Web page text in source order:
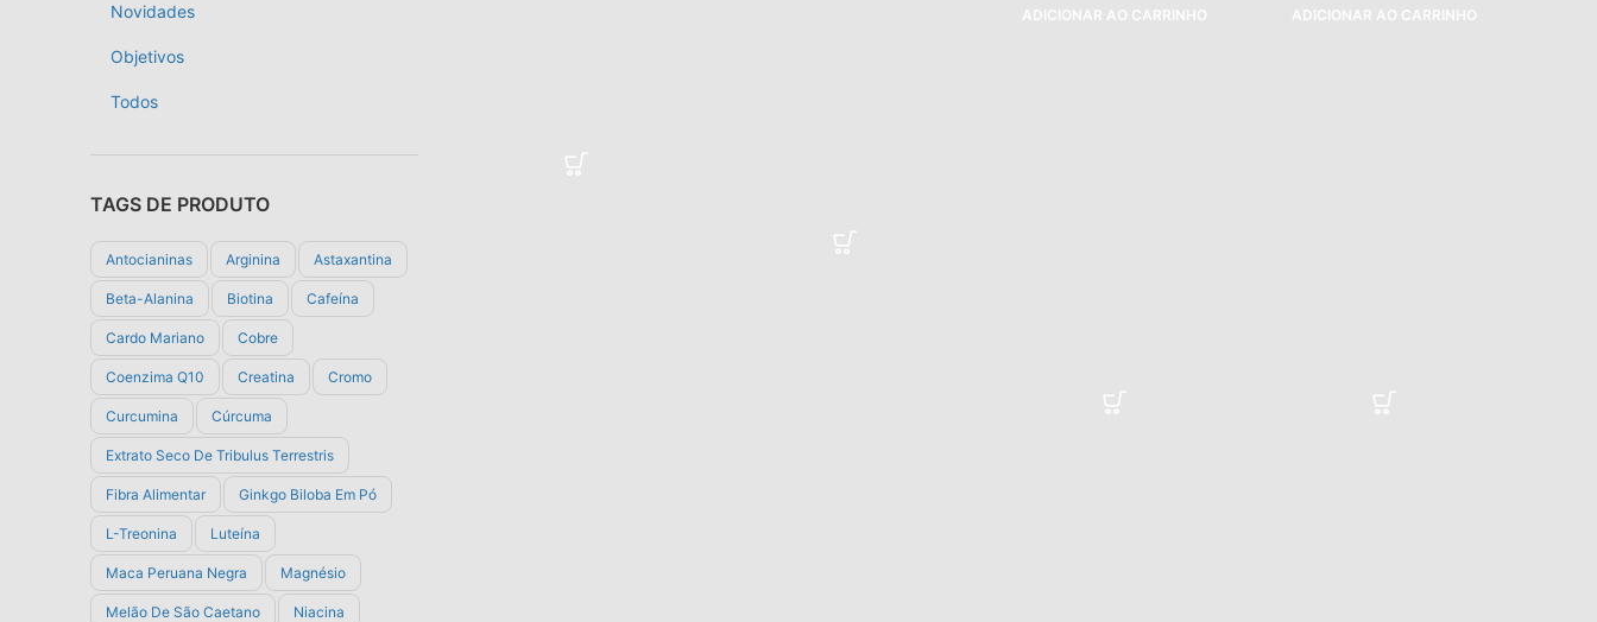
Novidades
Objetivos
Todos
TAGS DE PRODUTO
Antocianinas Arginina Astaxantina
Beta-Alanina Biotina Cafeína
Cardo Mariano Cobre
Coenzima Q10 Creatina Cromo
Curcumina Cúrcuma
Extrato Seco De Tribulus Terrestris
Fibra Alimentar Ginkgo Biloba Em Pó
L-Treonina Luteína
Maca Peruana Negra Magnésio
Melão De São Caetano Niacina
ADICIONAR AO CARRINHO ADICIONAR AO CARRINHO